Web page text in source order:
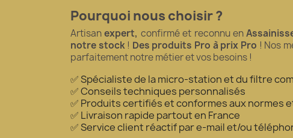
Pourquoi nous choisir ?
Artisanexpert, confirmé et reconnu en
notre stock! Des produits Pro à prix Pro ! Nos
parfaitement notre métier et vos besoins !
✅ Spécialiste de la micro-station et du filtre
✅ Conseils techniques personnalisés
✅ Produits certifiés et conformes aux normes
✅ Livraison rapide partout en France
✅ Service client réactif par e-mail et/ou